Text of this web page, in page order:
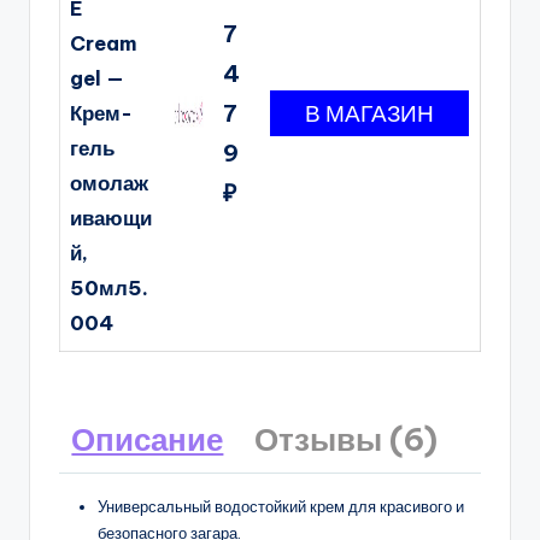
E
Cream
gel —
Крем-
гель
омолаж
ивающи
й,
50мл5.
004
7
4
7
9
₽
Описание Отзывы (6)
Универсальный водостойкий крем для красивого и
безопасного загара.